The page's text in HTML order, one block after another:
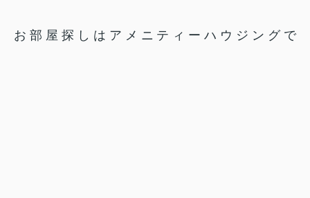
お部屋探しはアメニティーハウジングで